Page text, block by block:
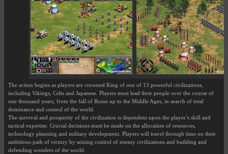
The action begins as players are crowned King of one of 13 powerful civilizations,
including Vikings, Celts and Japanese. Players must lead their people over the course of
one thousand years, from the fall of Rome up to the Middle Ages, in search of total
dominance and control of the world.
The survival and prosperity of the civilization is dependent upon the player’s skill and
tactical expertise. Crucial decisions must be made on the allocation of resources,
technology planning and military development. Players will travel through time on their
ambitious path of victory by seizing control of enemy civilizations and building and
defending wonders of the world.